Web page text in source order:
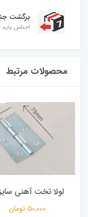
برگشت جنس
اجناس
محصولات مرتبط
لولا تخت آهنی سایز 3
50,000 تومان